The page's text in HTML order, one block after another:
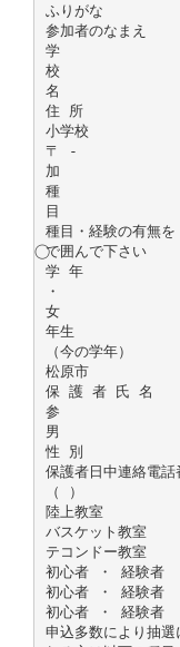
ふりがな
参加者のなまえ
学
校
名
住 所
小学校
〒 -
加
種
目
種目・経験の有無を
⃝で囲んで下さい
学 年
・
女
年生
（今の学年）
松原市
保 護 者 氏 名
参
男
性 別
保護者日中連絡電話
（ ）
陸上教室
バスケット教室
テコンドー教室
初心者 ・ 経験者
初心者 ・ 経験者
初心者 ・ 経験者
申込多数により抽